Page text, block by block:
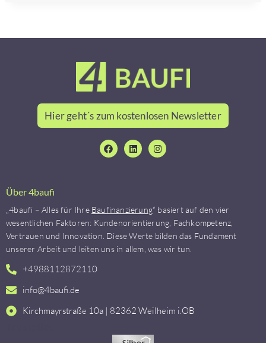
Hier geht´s zum kostenlosen Newsletter
Über 4baufi
„4baufi – Alles für Ihre Baufinanzierung“ basiert auf den vier
wesentlichen Faktoren: Kundenorientierung, Fachkompetenz,
Vertrauen und Innovation. Diese Werte bilden das Fundament
unserer Arbeit und leiten uns in allem, was wir tun.
+4988112872110
info@4baufi.de
Kirchmayrstraße 10a | 82362 Weilheim i.OB